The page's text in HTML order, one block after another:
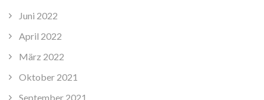
Juni 2022
April 2022
März 2022
Oktober 2021
September 2021